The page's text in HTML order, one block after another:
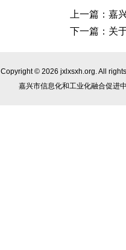
上一篇： 嘉
下一篇： 关
Copyright © 2026 jxlxsxh.org. All
嘉兴市信息化和工业化融合促进